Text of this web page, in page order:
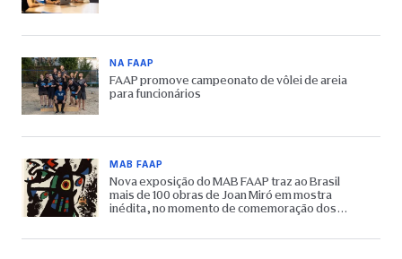
NA FAAP
FAAP promove campeonato de vôlei de areia
para funcionários
MAB FAAP
Nova exposição do MAB FAAP traz ao Brasil
mais de 100 obras de Joan Miró em mostra
inédita, no momento de comemoração dos